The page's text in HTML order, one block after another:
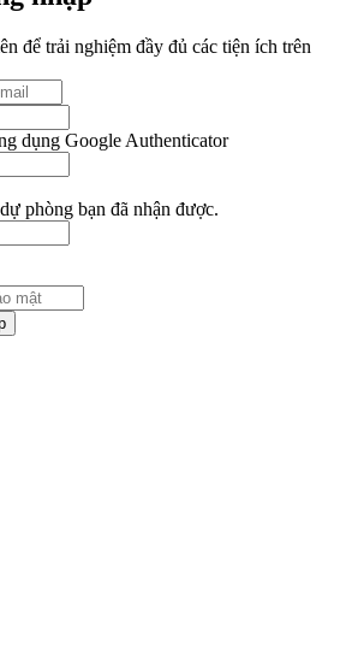
để trải nghiệm đầy đủ các tiện ích trên
dụng Google Authenticator
phòng bạn đã nhận được.